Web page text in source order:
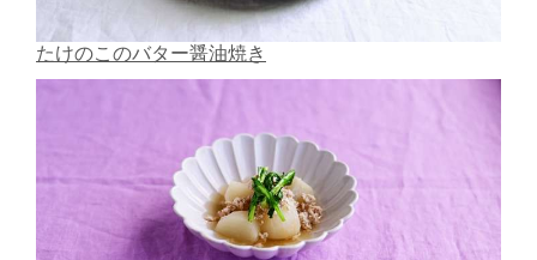
たけのこのバター醤油焼き